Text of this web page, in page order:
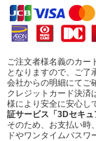
ご注文者様名義のカー
となりますので、ご了
会社からの明細にてご
クレジットカード決済
様により安全に安心し
証サービス「3Dセキュ
そのため、お支払い時
ドやワンタイムパスワ